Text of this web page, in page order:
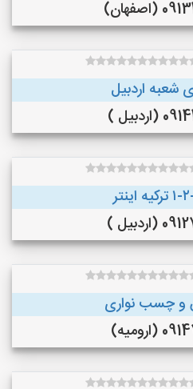
اردبیل
)
)
چسب نواری